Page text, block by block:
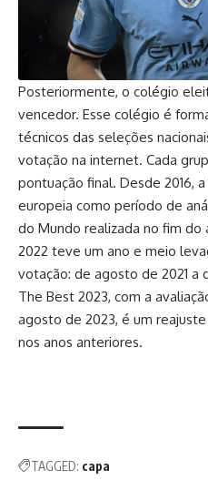
Posteriormente, o colégio
vencedor. Esse colégio é
técnicos das seleções
votação na internet. Cada
pontuação final. Desde 2016,
europeia como período de
do Mundo realizada no fim do
2022 teve um ano e meio
votação: de agosto de 2021 a
The Best 2023, com a
agosto de 2023, é um
nos anos anteriores.
TAGGED: capa